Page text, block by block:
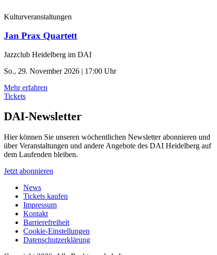
Kulturveranstaltungen
Jan Prax Quartett
Jazzclub Heidelberg im DAI
So., 29. November 2026 | 17:00 Uhr
Mehr erfahren
Tickets
DAI-Newsletter
Hier können Sie unseren wöchentlichen Newsletter abonnieren und
über Veranstaltungen und andere Angebote des DAI Heidelberg auf
dem Laufenden bleiben.
Jetzt abonnieren
News
Tickets kaufen
Impressum
Kontakt
Barrierefreiheit
Cookie-Einstellungen
Datenschutzerklärung